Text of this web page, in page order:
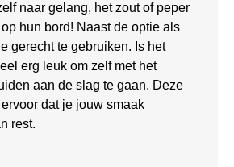
naar gelang, het zout of peper
hun bord! Naast de optie als
gerecht te gebruiken. Is het
erg leuk om zelf met het
aan de slag te gaan. Deze
dat je jouw smaak
rest.